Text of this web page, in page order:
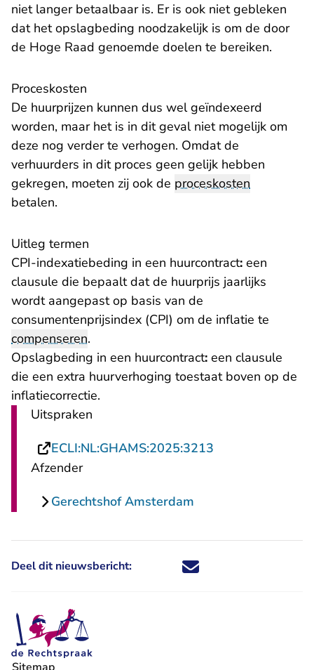
niet langer betaalbaar is. Er is ook niet gebleken
dat het opslagbeding noodzakelijk is om de door
de Hoge Raad genoemde doelen te bereiken.
Proceskosten
De huurprijzen kunnen dus wel geïndexeerd
worden, maar het is in dit geval niet mogelijk om
deze nog verder te verhogen. Omdat de
verhuurders in dit proces geen gelijk hebben
gekregen, moeten zij ook de proceskosten
betalen.
Uitleg termen
CPI-indexatiebeding in een huurcontract: een
clausule die bepaalt dat de huurprijs jaarlijks
wordt aangepast op basis van de
consumentenprijsindex (CPI) om de inflatie te
compenseren.
Opslagbeding in een huurcontract: een clausule
die een extra huurverhoging toestaat boven op de
inflatiecorrectie.
Uitspraken
ECLI:NL:GHAMS:2025:3213
Afzender
Gerechtshof Amsterdam
Deel dit nieuwsbericht: Deel dit nieuwsbericht via X -
Deel dit nieuwsbericht via
Deel dit nieuwsbericht
Deel dit